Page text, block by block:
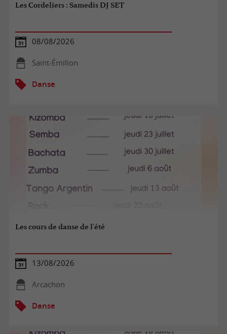
Les Cordeliers : Samedis DJ SET
08/08/2026
Saint-Émilion
Danse
Les cours de danse de l'été
13/08/2026
Arcachon
Danse